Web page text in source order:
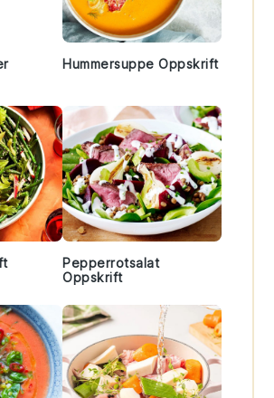
Hummersuppe Oppskrift
Pepperrotsalat
Oppskrift